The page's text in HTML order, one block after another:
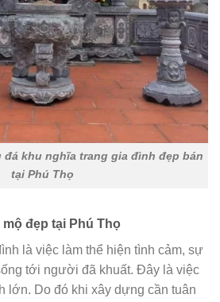
khu nghĩa trang gia đình đẹp bán
tại Phú Thọ
đẹp tại Phú Thọ
là việc làm thể hiện tình cảm, sự
tới người đã khuất. Đây là việc
lớn. Do đó khi xây dựng cần tuân